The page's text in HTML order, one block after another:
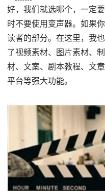
好，我们就选哪个，一定
时不要使用变声器。如果
读者的部分。在这里，我
了视频素材、图片素材、
材、文案、剧本教程、文
平台等强大功能。